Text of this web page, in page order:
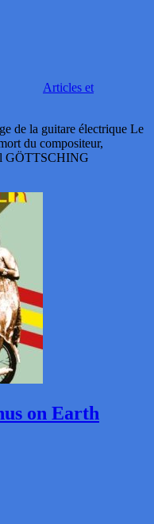
Articles et
de la guitare électrique Le
du compositeur,
GÖTTSCHING
on Earth